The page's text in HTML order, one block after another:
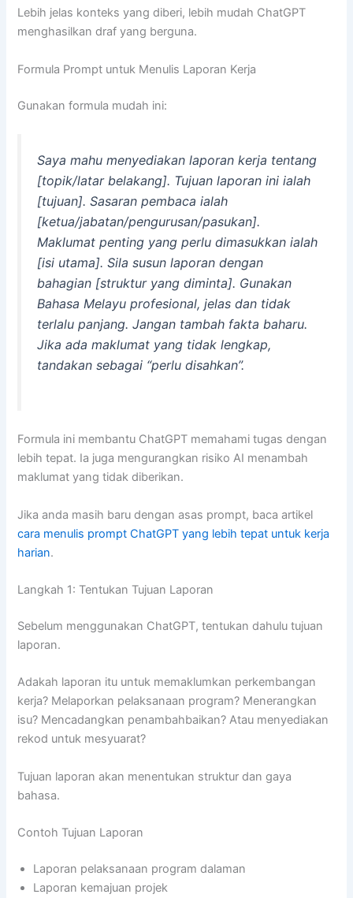
Lebih jelas konteks yang diberi, lebih mudah ChatGPT
menghasilkan draf yang berguna.
Formula Prompt untuk Menulis Laporan Kerja
Gunakan formula mudah ini:
Saya mahu menyediakan laporan kerja tentang
[topik/latar belakang]. Tujuan laporan ini ialah
[tujuan]. Sasaran pembaca ialah
[ketua/jabatan/pengurusan/pasukan].
Maklumat penting yang perlu dimasukkan ialah
[isi utama]. Sila susun laporan dengan
bahagian [struktur yang diminta]. Gunakan
Bahasa Melayu profesional, jelas dan tidak
terlalu panjang. Jangan tambah fakta baharu.
Jika ada maklumat yang tidak lengkap,
tandakan sebagai “perlu disahkan”.
Formula ini membantu ChatGPT memahami tugas dengan
lebih tepat. Ia juga mengurangkan risiko AI menambah
maklumat yang tidak diberikan.
Jika anda masih baru dengan asas prompt, baca artikel
cara menulis prompt ChatGPT yang lebih tepat untuk kerja
harian.
Langkah 1: Tentukan Tujuan Laporan
Sebelum menggunakan ChatGPT, tentukan dahulu tujuan
laporan.
Adakah laporan itu untuk memaklumkan perkembangan
kerja? Melaporkan pelaksanaan program? Menerangkan
isu? Mencadangkan penambahbaikan? Atau menyediakan
rekod untuk mesyuarat?
Tujuan laporan akan menentukan struktur dan gaya
bahasa.
Contoh Tujuan Laporan
Laporan pelaksanaan program dalaman
Laporan kemajuan projek